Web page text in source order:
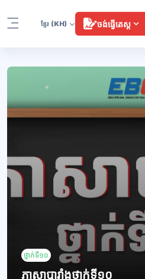
ខ្មែរ (KH) ចង់ធ្វើតេស្ត
ថ្នាក់ទី១០
ភាសាបារាំងថ្នាក់ទី១០